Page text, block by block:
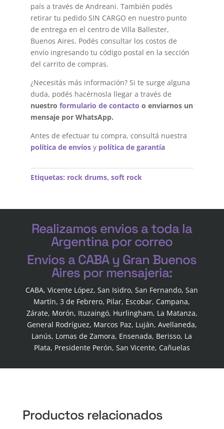
país a través de Andreani. También podés
retirar tu pedido SIN CARGO en nuestro punto
de entrega en el centro de Villa Ballester,
Buenos Aires. Podés consultar los costos de
envío ingresando tu código postal en la sección
del carrito de compras.
¿Necesitás más información? Si te surge alguna
duda, podés hacérnosla llegar a través de
nuestro formulario de contacto o enviarnos un
mensaje por WhatsApp.
Antes de efectuar tu compra, consultá nuestra
política de envíosy política de garantía
Etiquetas: rock drums, soft rock
Realizamos envios a toda la
Argentina por correo
Envios a CABA y Gran Buenos
Aires por mensajeria:
CABA, Vicente López, San Isidro, San Fernando, San
Martín, 3 de Febrero, Pilar, Escobar, Campana,
Zárate, Morón, Ituzaingó, Hurlingham, La Matanza,
General Rodríguez, Marcos Paz, Luján, Avellaneda,
Lanús, Lomas de Zamora, Ensenada, Berisso, La
Plata, Presidente Perón, San Vicente, Cañuelas
Productos relacionados